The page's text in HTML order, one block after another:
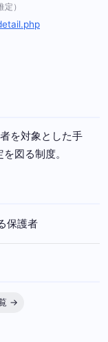
定）
を対象とした手
図る制度。
保護者
→